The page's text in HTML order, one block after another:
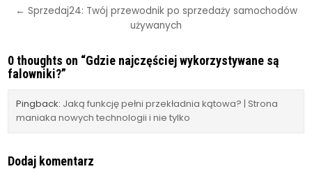
← Sprzedaj24: Twój przewodnik po sprzedaży samochodów
używanych
0 thoughts on “Gdzie najczęściej wykorzystywane są
falowniki?”
Pingback: Jaką funkcję pełni przekładnia kątowa? | Strona
maniaka nowych technologii i nie tylko
Dodaj komentarz